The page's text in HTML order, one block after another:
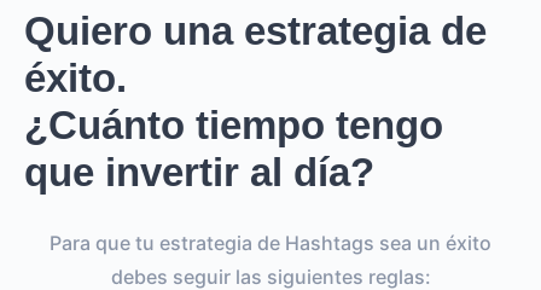
Quiero una estrategia de
éxito.
¿Cuánto tiempo tengo
que invertir al día?
Para que tu estrategia de Hashtags sea un éxito
debes seguir las siguientes reglas: